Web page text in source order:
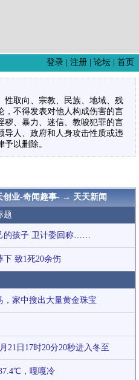
登录 注册 论坛 首页
性取向、宗教、民族、地域、残
，不得发表对他人构成伤害的言
秽、暴力、迷信、教唆犯罪的言
导人、政府和人身攻击性质或违
以删除。
创业-奇闻趣事- → 天天新闻
题
的孩子 卫计委回称……
下 致1死20余伤
家中搜出大量黄金珠宝
21日17时20分20秒进入冬至
，嘎嘎冷